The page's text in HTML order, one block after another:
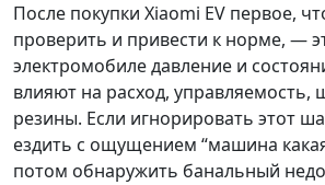
После покупки Xiaomi EV первое,
проверить и привести к норме, —
электромобиле давление и
влияют на расход, управляемость,
резины. Если игнорировать этот
ездить с ощущением “машина
потом обнаружить банальный